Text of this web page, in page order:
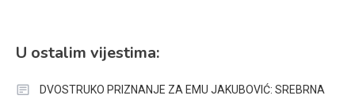
U ostalim vijestima:
DVOSTRUKO PRIZNANJE ZA EMU JAKUBOVIĆ: SREBRNA